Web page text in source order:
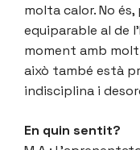
molta calor. No
equiparable al de
moment amb
això també està
indisciplina i
En quin sentit?